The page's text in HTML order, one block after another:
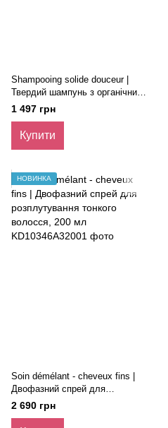
Shampooing solide douceur |
Твердий шампунь з органічним
екстрактом вівса (для всіх
типів волосся), 80 гр
1 497 грн
Купити
НОВИНКА
Soin démélant - cheveux fins |
Двофазний спрей для
розплутування тонкого
волосся, 200 мл
2 690 грн